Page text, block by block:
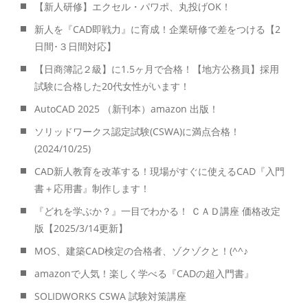
【新人研修】エクセル・パワポ、丸投げOK！
新人を『CAD即戦力』に育成！企業研修で差をつける【2
日間･３日間対応】
【日商簿記２級】に1.5ヶ月で合格！【地方公務員】採用
試験に合格した20代女性がいます！
AutoCAD 2025 （新刊本）amazon 出版！
ソリッドワークス認定試験(CSWA)に満点合格！
(2024/10/25)
CAD新人教育を改革する！現場がすぐに使えるCAD『入門
書＋応用書』制作します！
『どれを学ぶか？』一目でわかる！ ＣＡＤ講座 価格改定
版【2025/3/14更新】
MOS、建築CAD検定の合格者、ゾクゾクと！(^^♪
amazonで人気！楽しく学べる『CADの超入門書』
SOLIDWORKS CSWA 試験対策講座